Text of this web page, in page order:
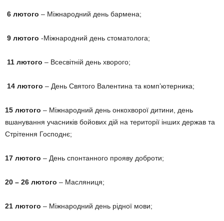
6 лютого – Міжнародний день бармена;
9 лютого -Міжнародний день стоматолога;
11 лютого – Всесвітній день хворого;
14 лютого – День Святого Валентина та комп’ютерника;
15 лютого – Міжнародний день онкохворої дитини, день
вшанування учасників бойових дій на території інших держав та
Стрітення Господнє;
17 лютого – День спонтанного прояву доброти;
20 – 26 лютого – Масляниця;
21 лютого – Міжнародний день рідної мови;